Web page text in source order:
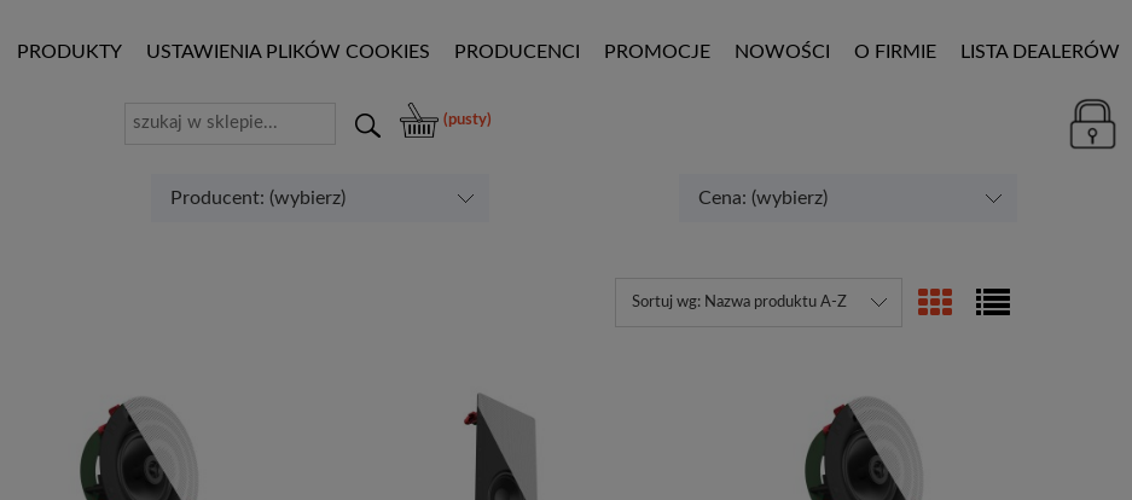
PRODUKTY USTAWIENIA PLIKÓW COOKIES PRODUCENCI PROMOCJE NOWOŚCI O FIRMIE LISTA DEALERÓW
(pusty)
Producent: (wybierz) Cena: (wybierz)
Sortuj wg: Nazwa produktu A-Z